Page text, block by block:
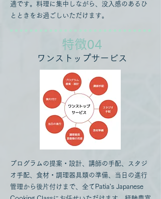
適です。料理に集中しながら、没入感のあるひ
とときをお過ごしいただけます。
​特徴04
​ワンストップサービス
プログラムの提案・設計、講師の手配、スタジ
オ手配、食材・調理器具類の準備、当日の進行
管理から後片付けまで、全てPatia's Japanese